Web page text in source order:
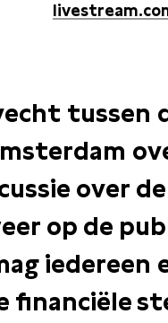
tussen
over
op de
iedereen
financiële